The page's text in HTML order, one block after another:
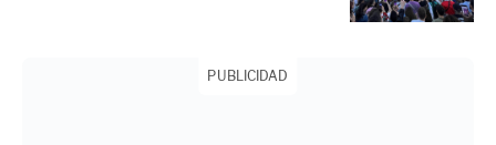
PUBLICIDAD